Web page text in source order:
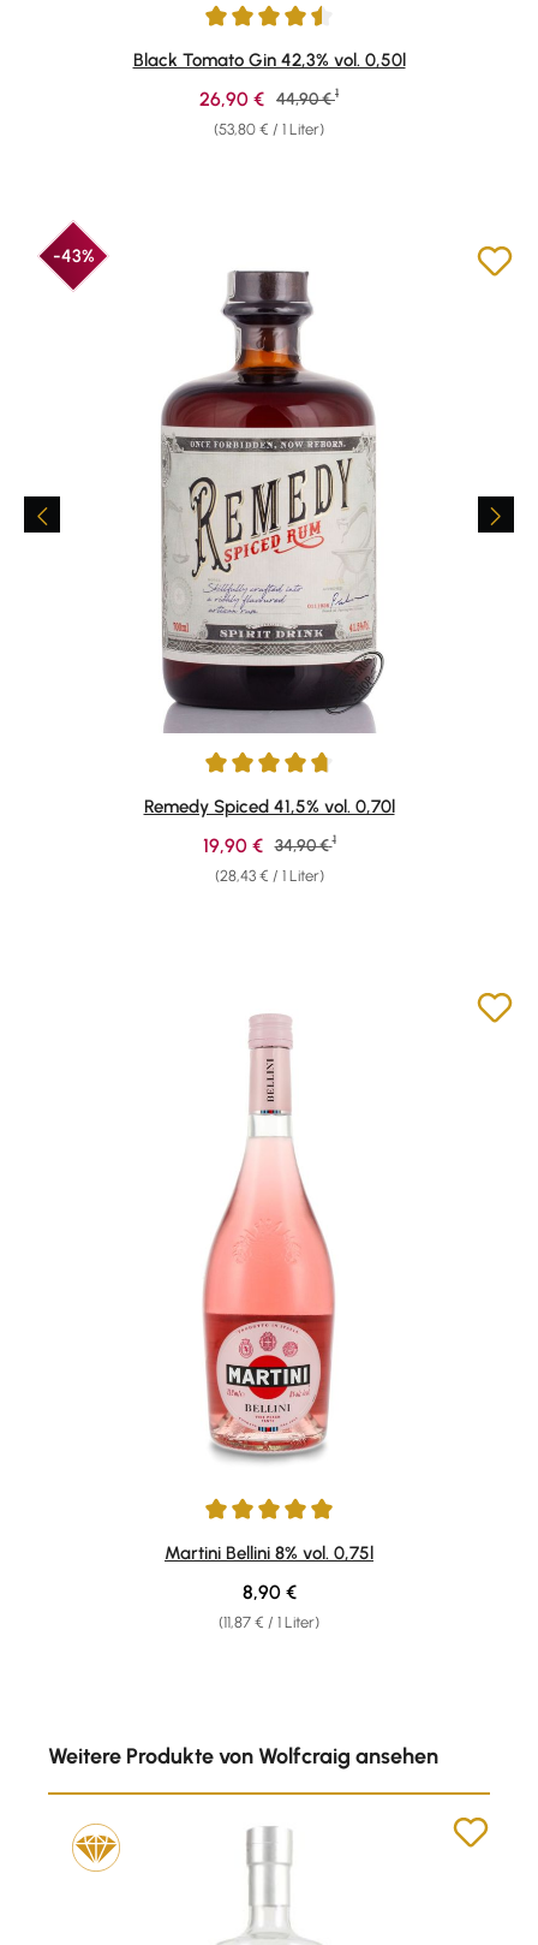
Durchschnittliche Bewertung von 4.58 von 5 Sternen
Black Tomato Gin 42,3% vol. 0,50l
(53,80 € / 1 Liter)
Verkaufspreis:
26,90 € Regulärer Preis:
44,90 € 1
-43%
Durchschnittliche Bewertung von 4.67 von 5 Sternen
Remedy Spiced 41,5% vol. 0,70l
(28,43 € / 1 Liter)
Verkaufspreis:
19,90 € Regulärer Preis:
34,90 € 1
Durchschnittliche Bewertung von 5 von 5 Sternen
Martini Bellini 8% vol. 0,75l
(11,87 € / 1 Liter)
Regulärer Preis:
8,90 €
Weitere Produkte von Wolfcraig ansehen